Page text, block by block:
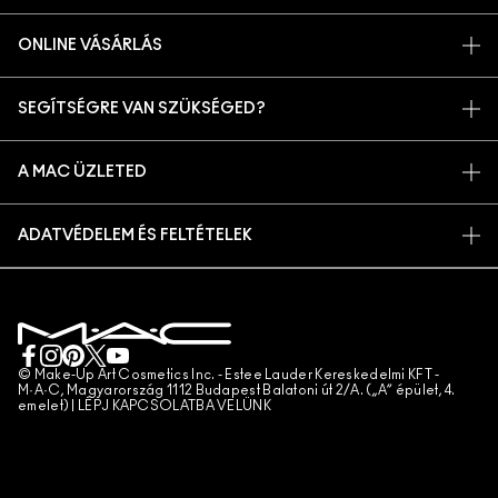
MŰVÉSZET
ÁLLATKÍSÉRLETEK
ONLINE VÁSÁRLÁS
IRATKOZZ FEL AZ E-MAILEKRE
SEGÍTSÉGRE VAN SZÜKSÉGED?
GYIK
CHAT MOST
A MAC ÜZLETED
SMINKSZOLGÁLTATÁS
ADATVÉDELEM ÉS FELTÉTELEK
ÁLTALÁNOS SZERZŐDÉSI FELTÉTELEK
TERMÉKHAMISÍTÁS
TELEFONOS RENDELÉS
© Make-Up Art Cosmetics Inc. - Estee Lauder Kereskedelmi KFT -
M·A·C, Magyarország 1112 Budapest Balatoni út 2/A. („A” épület, 4.
emelet) |
LÉPJ KAPCSOLATBA VELÜNK